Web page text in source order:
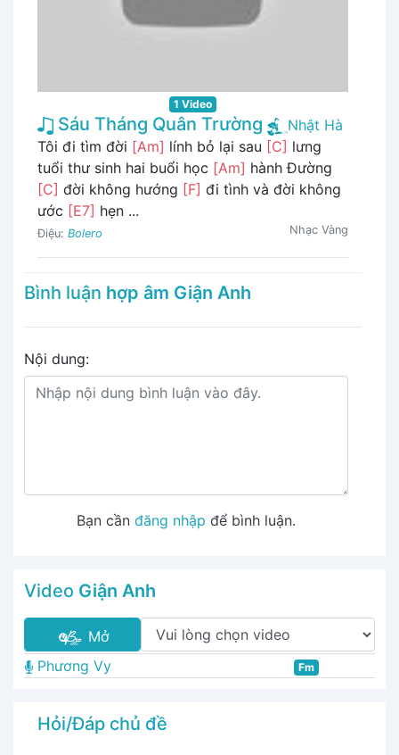
1 Video
Sáu Tháng Quân Trường
Nhật Hà
Tôi đi tìm đời [Am] lính bỏ lại sau [C] lưng
tuổi thư sinh hai buổi học [Am] hành Đường
[C] đời không hướng [F] đi tình và đời không
ước [E7] hẹn ...
Điệu: Bolero Nhạc Vàng
Bình luận hợp âm Giận Anh
Nội dung:
Bạn cần đăng nhập để bình luận.
Video Giận Anh
Mở
Phương Vy
Fm
Hỏi/Đáp chủ đề